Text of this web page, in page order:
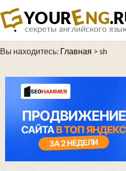
Вы находитесь: Главная > sh